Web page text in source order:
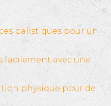
balistiques pour un
facilement avec une
physique pour de